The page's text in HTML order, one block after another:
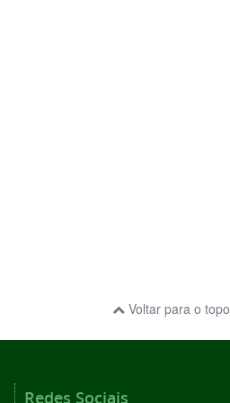
Voltar para o topo
Redes Sociais